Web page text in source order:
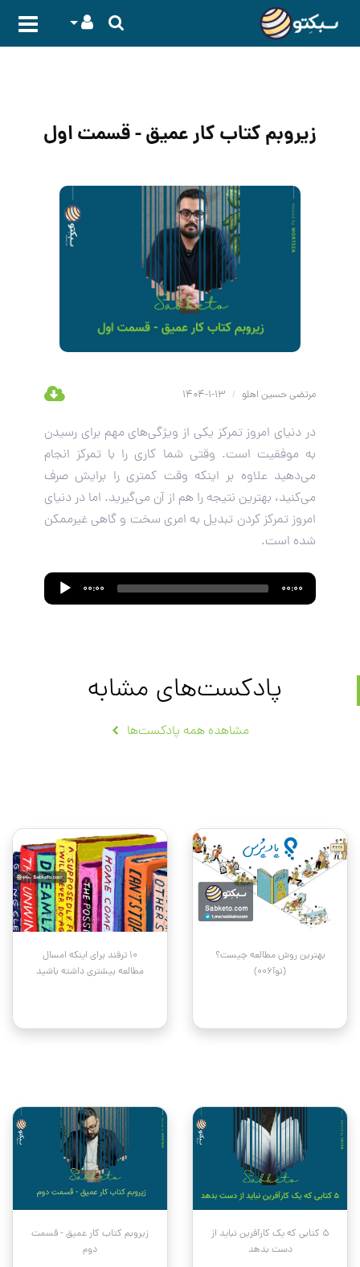
زیروبم کتاب کار عمیق - قسمت اول
مرتضی حسین اهلو /
در دنیای امروز تمرکز یکی از ویژگی‌های مهم برای رسیدن
به موفقیت است. وقتی شما کاری را با تمرکز انجام
می‌دهید علاوه ‌بر اینکه وقت کمتری را برایش صرف
می‌کنید، بهترین نتیجه را هم از آن می‌گیرید. اما در دنیای
امروز تمرکز کردن تبدیل به امری سخت و گاهی غیرممکن
شده است.
Audio
Player
00:00 00:00
پادکست‌های مشابه
مشاهده همه پادکست‌ها
بهترین روش مطالعه چیست؟
(نوآ006)
۱۰ ترفند برای اینکه امسال
مطالعه بیشتری داشته باشید
۵ کتابی که یک کارآفرین نباید از
دست بدهد
زیروبم کتاب کار عمیق - قسمت
دوم